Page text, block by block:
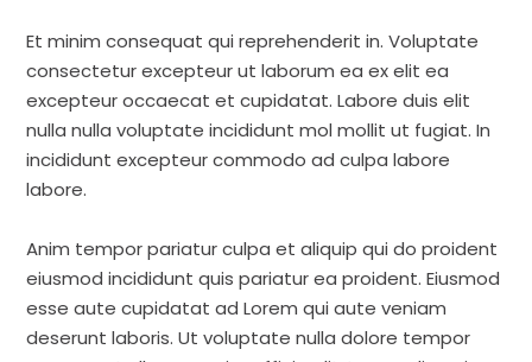
Et minim consequat qui reprehenderit in. Voluptate
consectetur excepteur ut laborum ea ex elit ea
excepteur occaecat et cupidatat. Labore duis elit
nulla nulla voluptate incididunt mol mollit ut fugiat. In
incididunt excepteur commodo ad culpa labore
labore.
Anim tempor pariatur culpa et aliquip qui do proident
eiusmod incididunt quis pariatur ea proident. Eiusmod
esse aute cupidatat ad Lorem qui aute veniam
deserunt laboris. Ut voluptate nulla dolore tempor